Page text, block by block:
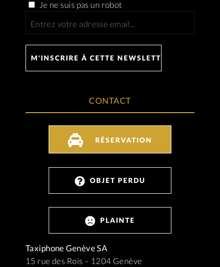
Je ne suis pas un robot
CONTACT
RÉSERVATION
OBJET PERDU
PLAINTE
Taxiphone Genève SA
15 rue des Rois – 1204 Genève